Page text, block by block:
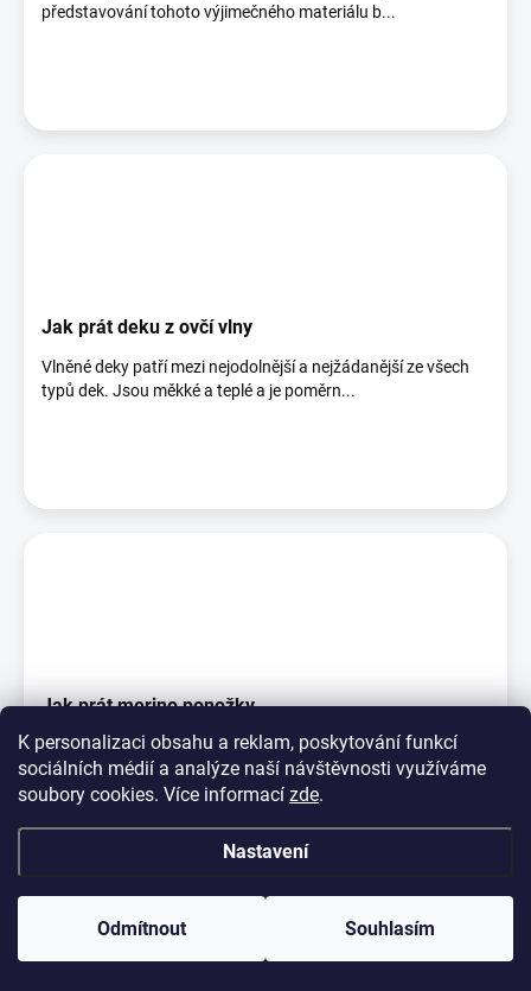
K personalizaci obsahu a reklam, poskytování funkcí
sociálních médií a analýze naší návštěvnosti využíváme
soubory cookies. Více informací zde.
Nastavení
Odmítnout Souhlasím
představování tohoto výjimečného materiálu b...
Jak prát deku z ovčí vlny
Vlněné deky patří mezi nejodolnější a nejžádanější ze všech
typů dek. Jsou měkké a teplé a je poměrn...
Jak prát merino ponožky
Na rozdíl od jiných vláken ta vlněná jsou pachu odolná, což
znamená, že vlněné ponožky nejsou po noš...